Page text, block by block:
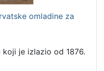
omladine za
je izlazio od 1876.